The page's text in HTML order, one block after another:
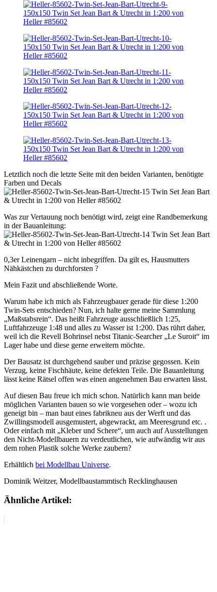
Letztlich noch die letzte Seite mit den beiden Varianten, benötigte
Farben und Decals
Was zur Vertauung noch benötigt wird, zeigt eine Randbemerkung
in der Bauanleitung:
0,3er Leinengarn – nicht inbegriffen. Da gilt es, Hausmutters
Nähkästchen zu durchforsten ?
Mein Fazit und abschließende Worte.
Warum habe ich mich als Fahrzeugbauer gerade für diese 1:200
Twin-Sets entschieden? Nun, ich halte gerne meine Sammlung
„Maßstabsrein“. Das heißt Fahrzeuge ausschließlich 1:25,
Luftfahrzeuge 1:48 und alles zu Wasser ist 1:200. Das rührt daher,
weil ich die Revell Bohrinsel nebst Titanic-Searcher „Le Suroit“ im
Lager habe und diese gerne erweitern möchte.
Der Bausatz ist durchgehend sauber und präzise gegossen. Kein
Verzug, keine Fischhäute, keine defekten Teile. Die Bauanleitung
lässt keine Rätsel offen was einen angenehmen Bau erwarten lässt.
Auf diesen Bau freue ich mich schon. Natürlich kann man beide
möglichen Varianten bauen so wie vorgesehen oder – wozu ich
geneigt bin – man baut eines fabrikneu aus der Werft und das
Zwillingsmodell ausgemustert, abgewrackt, am Meeresgrund etc. .
Oder einfach mit „Kleber und Schere“, um auch auf Ausstellungen
den Nicht-Modellbauern zu verdeutlichen, wie aufwändig wir aus
dem rohen Plastik solche Werke zaubern?
Erhältlich bei Modellbau Universe.
Dominik Weitzer, Modellbaustammtisch Recklinghausen
Ähnliche Artikel: